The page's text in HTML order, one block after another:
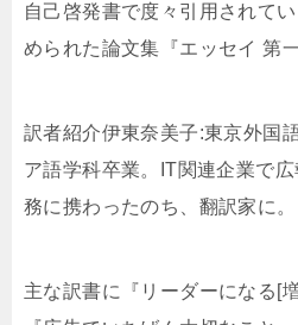
自己啓発書で度々引用されて
められた論文集『エッセイ 第
訳者紹介伊東奈美子:東京外国
ア語学科卒業。IT関連企業で
務に携わったのち、翻訳家に。
主な訳書に『リーダーになる[